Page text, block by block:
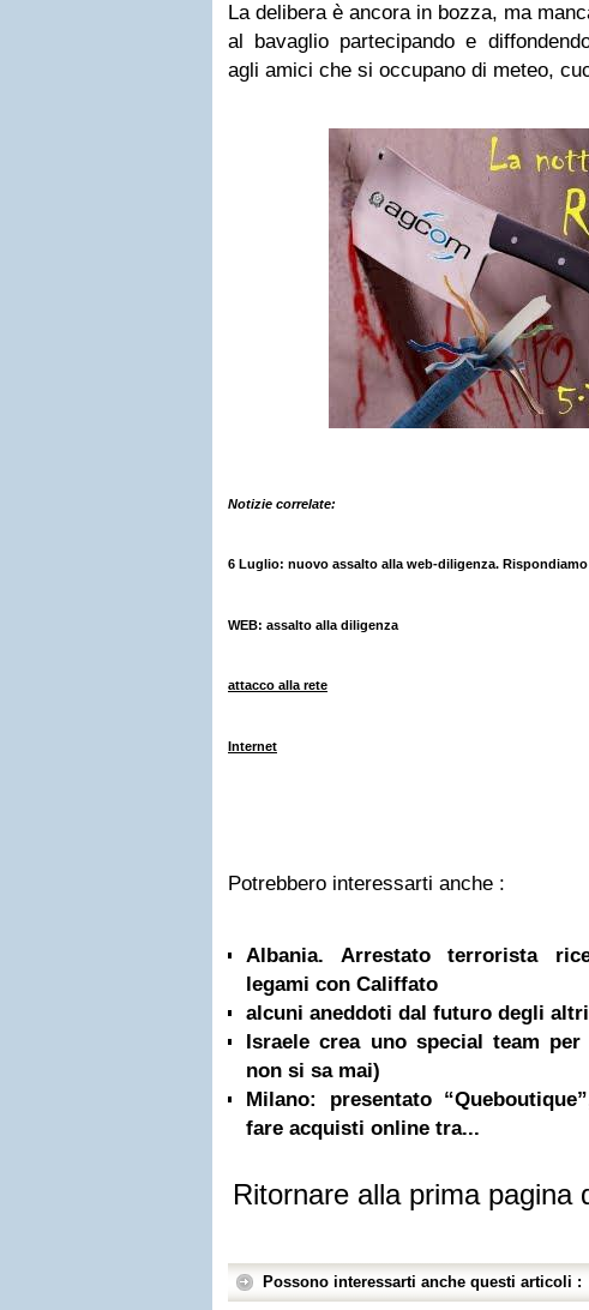
La delibera è ancora in bozza, ma
al bavaglio partecipando e
agli amici che si occupano di meteo,
Notizie correlate:
6 Luglio: nuovo assalto alla web-diligenza.
WEB: assalto alla diligenza
attacco alla rete
Internet
Potrebbero interessarti anche :
Albania. Arrestato terrorista
legami con Califfato
alcuni aneddoti dal futuro degli altri
Israele crea uno special team per
non si sa mai)
Milano: presentato
fare acquisti online tra...
Ritornare alla prima pagina
Possono interessarti anche questi articoli :